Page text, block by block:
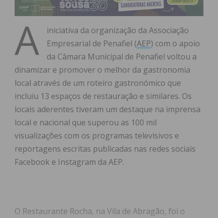
A
iniciativa da organização da Associação
Empresarial de Penafiel (AEP) com o apoio
da Câmara Municipal de Penafiel voltou a
dinamizar e promover o melhor da gastronomia
local através de um roteiro gastronómico que
incluiu 13 espaços de restauração e similares. Os
locais aderentes tiveram um destaque na imprensa
local e nacional que superou as 100 mil
visualizações com os programas televisivos e
reportagens escritas publicadas nas redes sociais
Facebook e Instagram da AEP.
O Restaurante Rocha, na Vila de Abragão, foi o